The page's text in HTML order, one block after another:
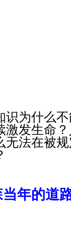
识为什么
激发生命
无法在被
年的道